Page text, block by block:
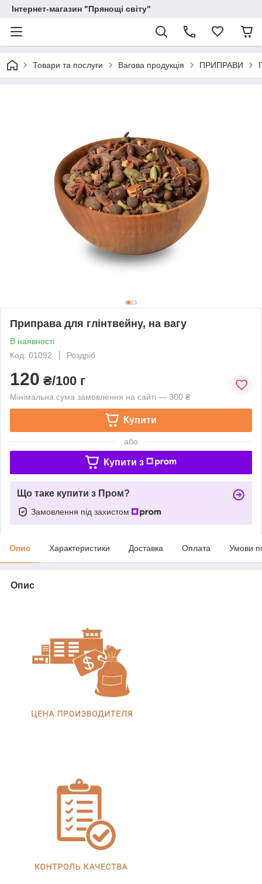
Інтернет-магазин "Прянощі світу"
Товари та послуги Вагова продукція ПРИПРАВИ
Приправа для глінтвейну, на вагу
В наявності
Код: 01092
Роздріб
120 ₴/100 г
Мінімальна сума замовлення на сайті — 300 ₴
Купити
або
Купити з
Що таке купити з Пром?
Замовлення під захистом
Опис Характеристики Доставка Оплата Умови
Опис